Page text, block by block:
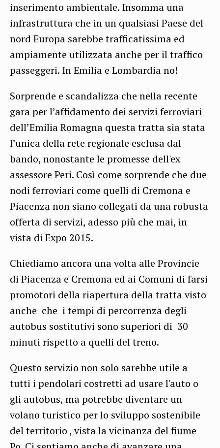
inserimento ambientale. Insomma una
infrastruttura che in un qualsiasi Paese del
nord Europa sarebbe trafficatissima ed
ampiamente utilizzata anche per il traffico
passeggeri. In Emilia e Lombardia no!
Sorprende e scandalizza che nella recente
gara per l’affidamento dei servizi ferroviari
dell’Emilia Romagna questa tratta sia stata
l’unica della rete regionale esclusa dal
bando, nonostante le promesse dell'ex
assessore Peri. Così come sorprende che due
nodi ferroviari come quelli di Cremona e
Piacenza non siano collegati da una robusta
offerta di servizi, adesso più che mai, in
vista di Expo 2015.
Chiediamo ancora una volta alle Provincie
di Piacenza e Cremona ed ai Comuni di farsi
promotori della riapertura della tratta visto
anche che i tempi di percorrenza degli
autobus sostitutivi sono superiori di 30
minuti rispetto a quelli del treno.
Questo servizio non solo sarebbe utile a
tutti i pendolari costretti ad usare l'auto o
gli autobus, ma potrebbe diventare un
volano turistico per lo sviluppo sostenibile
del territorio , vista la vicinanza del fiume